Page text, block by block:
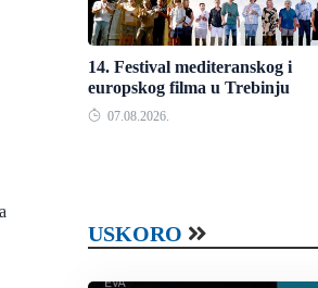
14. Festival mediteranskog i
europskog filma u Trebinju
07.08.2026.
USKORO